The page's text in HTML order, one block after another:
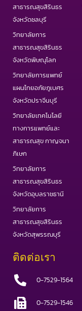
สาธารณสุขสิรินธร
จังหวัดชลบุรี
วิทยาลัยการ
สาธารณสุขสิรินธร
จังหวัดพิษณุโลก
วิทยาลัยการแพทย์
แผนไทยอภัยภูเบศร
จังหวัดปราจีนบุรี
วิทยาลัยเทคโนโลยี
ทางการแพทย์และ
สาธารณสุข กาญจนา
ภิเษก
วิทยาลัยการ
สาธารณสุขสิรินธร
จังหวัดอุบลราชธานี
วิทยาลัยการ
สาธารณสุขสิรินธร
จังหวัดสุพรรณบุรี
ติดต่อเรา
0-7529-1564
0-7529-1546